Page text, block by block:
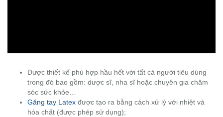
Được thiết kế phù hợp hầu hết với tất cả người tiêu dùng
trong đó bao gồm: dược sĩ, nha sĩ hoặc chuyên gia chăm
sóc sức khỏe…
Găng tay Latex được tạo ra bằng cách xử lý với nhiệt và
hóa chất (được phép sử dụng);